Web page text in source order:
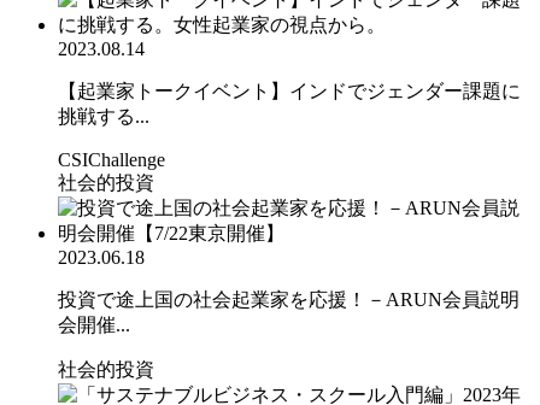
2023.08.14
【起業家トークイベント】インドでジェンダー課題に
挑戦する...
CSIChallenge
社会的投資
2023.06.18
投資で途上国の社会起業家を応援！－ARUN会員説明
会開催...
社会的投資